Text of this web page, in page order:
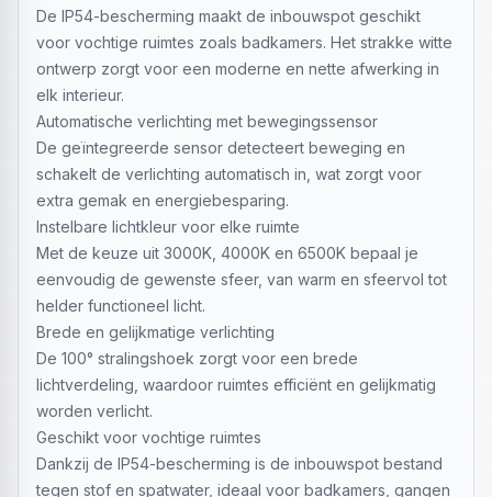
De IP54-bescherming maakt de inbouwspot geschikt
voor vochtige ruimtes zoals badkamers. Het strakke witte
ontwerp zorgt voor een moderne en nette afwerking in
elk interieur.
Automatische verlichting met bewegingssensor
De geïntegreerde sensor detecteert beweging en
schakelt de verlichting automatisch in, wat zorgt voor
extra gemak en energiebesparing.
Instelbare lichtkleur voor elke ruimte
Met de keuze uit 3000K, 4000K en 6500K bepaal je
eenvoudig de gewenste sfeer, van warm en sfeervol tot
helder functioneel licht.
Brede en gelijkmatige verlichting
De 100° stralingshoek zorgt voor een brede
lichtverdeling, waardoor ruimtes efficiënt en gelijkmatig
worden verlicht.
Geschikt voor vochtige ruimtes
Dankzij de IP54-bescherming is de inbouwspot bestand
tegen stof en spatwater, ideaal voor badkamers, gangen